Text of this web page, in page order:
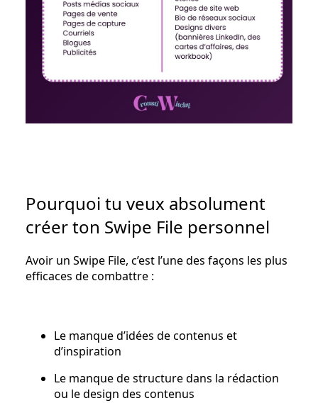
Pourquoi tu veux absolument
créer ton Swipe File personnel
Avoir un Swipe File, c’est l’une des façons les plus
efficaces de combattre :
Le manque d’idées de contenus et
d’inspiration
Le manque de structure dans la rédaction
ou le design des contenus